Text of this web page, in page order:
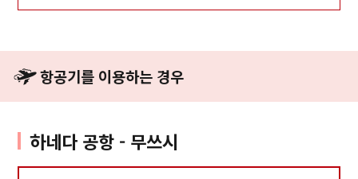
항공기를 이용하는 경우
하네다 공항 - 무쓰시